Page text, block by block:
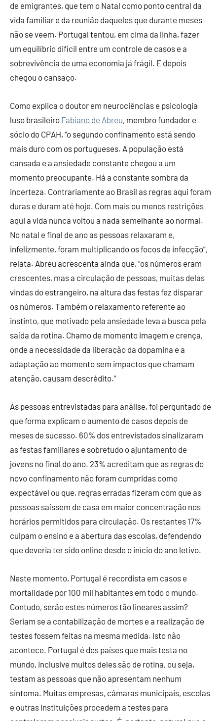
de emigrantes, que tem o Natal como ponto central da
vida familiar e da reunião daqueles que durante meses
não se veem. Portugal tentou, em cima da linha, fazer
um equilíbrio difícil entre um controle de casos e a
sobrevivência de uma economia já frágil. E depois
chegou o cansaço.
Como explica o doutor em neurociências e psicologia
luso brasileiro Fabiano de Abreu, membro fundador e
sócio do CPAH, “o segundo confinamento está sendo
mais duro com os portugueses. A população está
cansada e a ansiedade constante chegou a um
momento preocupante. Há a constante sombra da
incerteza. Contrariamente ao Brasil as regras aqui foram
duras e duram até hoje. Com mais ou menos restrições
aqui a vida nunca voltou a nada semelhante ao normal.
No natal e final de ano as pessoas relaxaram e,
infelizmente, foram multiplicando os focos de infecção”,
relata. Abreu acrescenta ainda que, “os números eram
crescentes, mas a circulação de pessoas, muitas delas
vindas do estrangeiro, na altura das festas fez disparar
os números. Também o relaxamento referente ao
instinto, que motivado pela ansiedade leva a busca pela
saída da rotina. Chamo de momento imagem e crença,
onde a necessidade da liberação da dopamina e a
adaptação ao momento sem impactos que chamam
atenção, causam descrédito.”
Às pessoas entrevistadas para análise, foi perguntado de
que forma explicam o aumento de casos depois de
meses de sucesso. 60% dos entrevistados sinalizaram
as festas familiares e sobretudo o ajuntamento de
jovens no final do ano. 23% acreditam que as regras do
novo confinamento não foram cumpridas como
expectável ou que, regras erradas fizeram com que as
pessoas saíssem de casa em maior concentração nos
horários permitidos para circulação. Os restantes 17%
culpam o ensino e a abertura das escolas, defendendo
que deveria ter sido online desde o início do ano letivo.
Neste momento, Portugal é recordista em casos e
mortalidade por 100 mil habitantes em todo o mundo.
Contudo, serão estes números tão lineares assim?
Seriam se a contabilização de mortes e a realização de
testes fossem feitas na mesma medida. Isto não
acontece. Portugal é dos países que mais testa no
mundo, inclusive muitos deles são de rotina, ou seja,
testam as pessoas que não apresentam nenhum
sintoma. Muitas empresas, câmaras municipais, escolas
e outras instituições procedem a testes para